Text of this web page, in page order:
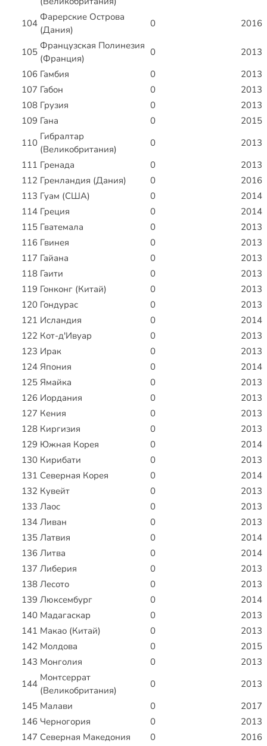
104
Фарерские Острова
(Дания)
0 2016
105
Французская Полинезия
(Франция)
0
2013
106 Гамбия 0
2013
107 Габон 0
2013
108 Грузия 0
2013
109 Гана 0
2015
110
Гибралтар
(Великобритания)
0
2013
111 Гренада 0
2013
112 Гренландия (Дания) 0
2016
113 Гуам (США) 0
2014
114 Греция 0
2014
115 Гватемала 0
2013
116 Гвинея 0
2013
117 Гайана 0
2013
118 Гаити 0
2013
119 Гонконг (Китай) 0
2013
120 Гондурас 0
2013
121 Исландия 0
2014
122 Кот-д'Ивуар 0
2013
123 Ирак 0
2013
124 Япония 0
2014
125 Ямайка 0
2013
126 Иордания 0
2013
127 Кения 0
2013
128 Киргизия 0
2013
129 Южная Корея 0
2014
130 Кирибати 0
2013
131 Северная Корея 0
2014
132 Кувейт 0
2013
133 Лаос 0
2013
134 Ливан 0
2013
135 Латвия 0
2014
136 Литва 0
2014
137 Либерия 0
2013
138 Лесото 0
2013
139 Люксембург 0
2014
140 Мадагаскар 0
2013
141 Макао (Китай) 0
2013
142 Молдова 0
2015
143 Монголия 0
2013
144
Монтсеррат
(Великобритания)
0
2013
145 Малави 0
2017
146 Черногория 0
2013
147 Северная Македония 0
2016